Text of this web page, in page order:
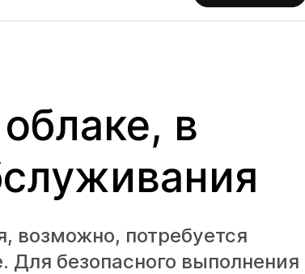
в
возможно, потребуется
Для безопасного выполнения